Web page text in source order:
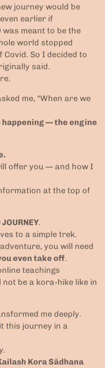
journey would be
earlier if
meant to be the
world stopped
So I decided to
said.
me, “When are we
happening — the engine
offer you — and how I
at the top of
.
to a simple trek.
you will need
even take off.
teachings
be a kora-hike like in
me deeply.
this journey in a
Kora Sādhana